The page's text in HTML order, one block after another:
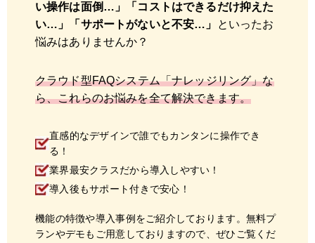
い操作は面倒…」「コストはできるだけ抑えた
い…」「サポートがないと不安…」
といったお
悩みはありませんか？
クラウド型FAQシステム「ナレッジリング」な
ら、これらのお悩みを全て解決できます。
直感的なデザインで誰でもカンタンに操作でき
る！
業界最安クラスだから導入しやすい！
導入後もサポート付きで安心！
機能の特徴や導入事例をご紹介しております。無料プ
ランやデモもご用意しておりますので、ぜひご覧くだ